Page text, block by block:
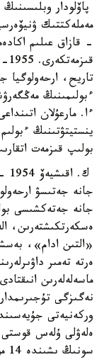
پاۆلودار
- قازاق عىلىم
تاريح، ارحەولوگيا
ءا. مارعۇلان
ينستيتۋتىنىڭ
بولىپ قىزمەت
جانە جەتىسۋ
جانە جەتەكشىسى
ەسكەرتكىشتەرىن،
«التىن ادام»،
ەرتە تەمىر
ماسەلەلەرىن
نەگىزگى
وركەنيەتى
سونىڭ ىشىندە 14 مونوگرافياسى بار.